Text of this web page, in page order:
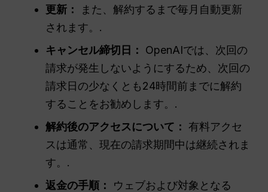
更新：
また、解約するまで毎月自動更新
されます。.
キャンセル締切日：
OpenAIでは、次回の
請求が発生しないようにするため、次回の
請求日の少なくとも24時間前までに解約
することをお勧めします。.
解約後のアクセスについて： 有料アクセ
スは通常、現在の請求期間中は継続されま
す。.
返金の手順：
ウェブおよび対象となる